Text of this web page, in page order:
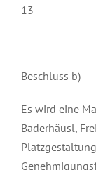
13
Beschluss b)
Es wird eine
Baderhäusl,